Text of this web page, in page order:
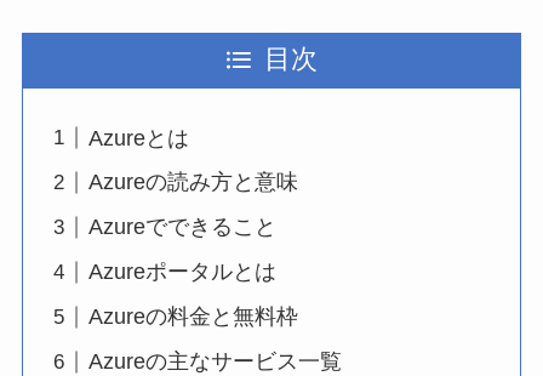
目次
Azureとは
Azureの読み方と意味
Azureでできること
Azureポータルとは
Azureの料金と無料枠
Azureの主なサービス一覧